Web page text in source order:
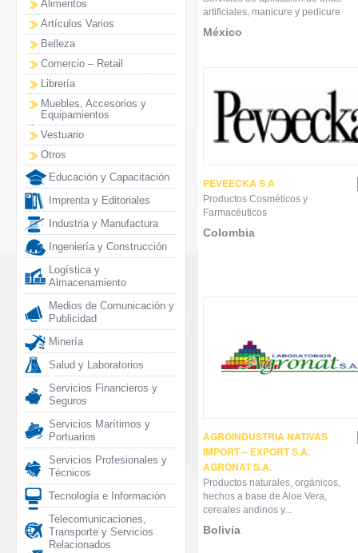
Alimentos
Artículos Varios
Belleza
Comercio – Retail
Librería
Muebles, Accesorios y
Equipamientos
Vestuario
Otros
Educación y Capacitación
Imprenta y Editoriales
Industria y Manufactura
Ingeniería y Construcción
Logística y
Almacenamiento
Medios de Comunicación y
Publicidad
Minería
Salud y Laboratorios
Servicios Financieros y
Seguros
Servicios Marítimos y
Portuarios
Servicios Profesionales y
Técnicos
Tecnología e Información
Telecomunicaciones,
Transporte y Servicios
Relacionados
artificiales, manicure y pedicure
México
PEVEECKA S A
Productos Cosméticos y
Farmacéuticos
Colombia
AGROINDUSTRIA NATIVAS
IMPORT – EXPORT S.A.
AGRONAT S.A.
Productos naturales, orgánicos,
hechos a base de Aloe Vera,
cereales andinos y...
Bolivia